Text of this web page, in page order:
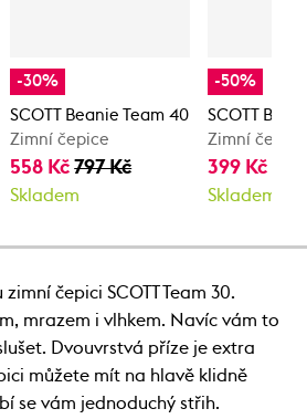
-30%
SCOTT Beanie Team 40
Zimní čepice
558 Kč797 Kč
Skladem
-50%
SCOTT
Zimní čepice
399 Kč
Skladem
čepici SCOTT Team 30.
mrazem i vlhkem. Navíc vám to
Dvouvrstvá příze je extra
můžete mít na hlavě klidně
se vám jednoduchý střih.